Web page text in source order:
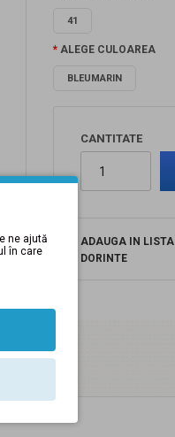
ne ajută
în care
41
ALEGE CULOAREA
BLEUMARIN
CANTITATE
ADAUGA IN LISTA
DORINTE